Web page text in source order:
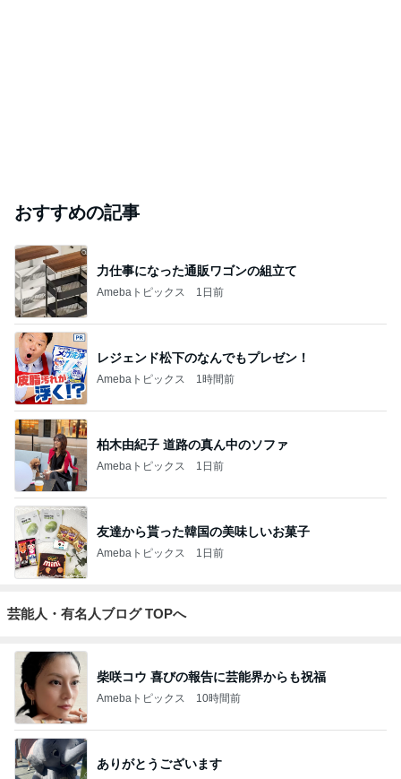
おすすめの記事
力仕事になった通販ワゴンの組立て
Amebaトピックス 1日前
レジェンド松下のなんでもプレゼン！
Amebaトピックス 1時間前
柏木由紀子 道路の真ん中のソファ
Amebaトピックス 1日前
友達から貰った韓国の美味しいお菓子
Amebaトピックス 1日前
芸能人・有名人ブログ TOPへ
柴咲コウ 喜びの報告に芸能界からも祝福
Amebaトピックス 10時間前
ありがとうございます